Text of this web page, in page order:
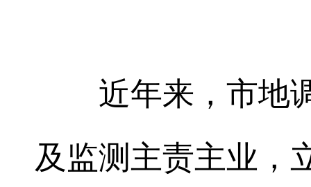
近年来，市地
及监测主责主业，